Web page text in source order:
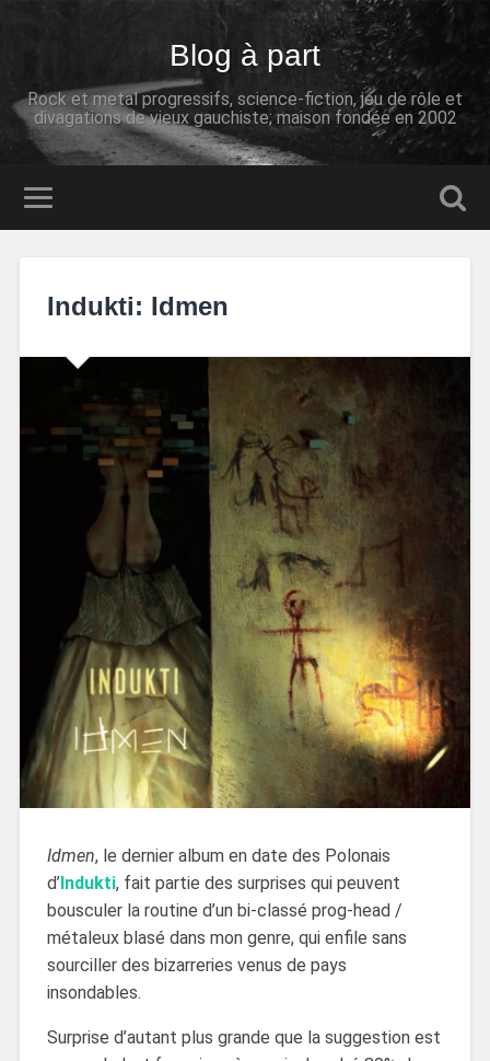
Blog à part
Rock et metal progressifs, science-fiction, jeu de rôle et
divagations de vieux gauchiste; maison fondée en 2002
Indukti: Idmen
Idmen, le dernier album en date des Polonais
d’Indukti, fait partie des surprises qui peuvent
bousculer la routine d’un bi-classé prog-head /
métaleux blasé dans mon genre, qui enfile sans
sourciller des bizarreries venus de pays
insondables.
Surprise d’autant plus grande que la suggestion est